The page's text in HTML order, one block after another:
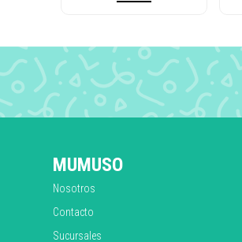
MUMUSO
Nosotros
Contacto
Sucursales